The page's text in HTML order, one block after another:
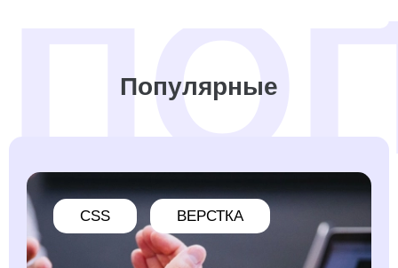
Популярные
CSS ВЕРСТКА